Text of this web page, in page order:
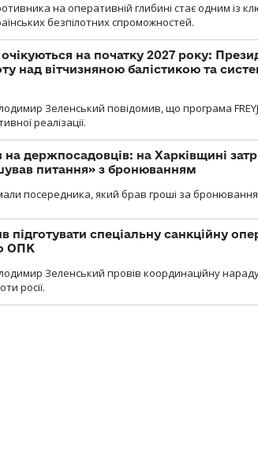
на оперативній глибині стає одним із
безпілотних спроможностей.
на початку 2027 року:
над вітчизняною балістикою та
Зеленський повідомив, що програма
реалізації.
держпосадовців: на Харківщині
питання» з бронюванням
посередника, який брав гроші за
підготувати спеціальну санкційну
ОПК
Зеленський провів координаційну
росії.